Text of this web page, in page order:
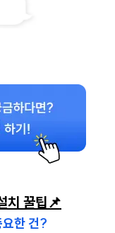
치 꿀팁📌
한 건?